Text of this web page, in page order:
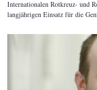
Internationalen Rotkreuz- und
langjährigen Einsatz für die